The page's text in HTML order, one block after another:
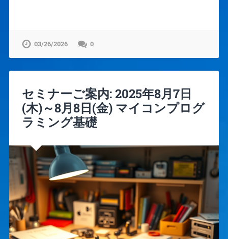
03/26/2026 0
セミナーご案内: 2025年8月7日
(木)～8月8日(金) マイコンプログ
ラミング基礎